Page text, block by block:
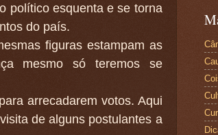
político esquenta e se torna
do país.
figuras estampam as
mesmo só teremos se
arrecadarem votos. Aqui
de alguns postulantes a